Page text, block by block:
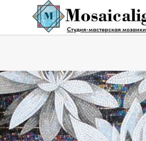
Студия-мастерская мозаики